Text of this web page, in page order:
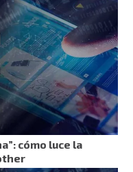
cómo luce la